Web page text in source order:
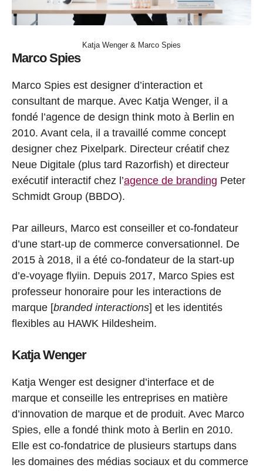
Katja Wenger & Marco Spies
Marco Spies
Marco Spies est designer d’interaction et
consultant de marque. Avec Katja Wenger, il a
fondé l’agence de design think moto à Berlin en
2010. Avant cela, il a travaillé comme concept
designer chez Pixelpark. Directeur créatif chez
Neue Digitale (plus tard Razorfish) et directeur
exécutif interactif chez l’agence de branding Peter
Schmidt Group (BBDO).
Par ailleurs, Marco est conseiller et co-fondateur
d’une start-up de commerce conversationnel. De
2015 à 2018, il a été co-fondateur de la start-up
d’e-voyage flyiin. Depuis 2017, Marco Spies est
professeur honoraire pour les interactions de
marque [branded interactions] et les identités
flexibles au HAWK Hildesheim.
Katja Wenger
Katja Wenger est designer d’interface et de
marque et conseille les entreprises en matière
d’innovation de marque et de produit. Avec Marco
Spies, elle a fondé think moto à Berlin en 2010.
Elle est co-fondatrice de plusieurs startups dans
les domaines des médias sociaux et du commerce